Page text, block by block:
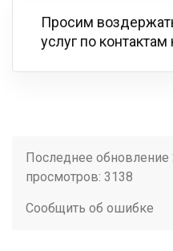
Просим
услуг по
Последнее обновление
просмотров: 3138
Сообщить об ошибке